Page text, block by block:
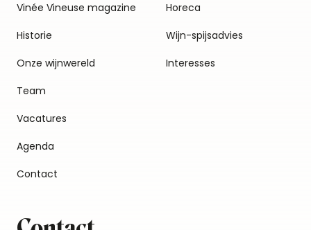
Vinée Vineuse magazine
Historie
Onze wijnwereld
Team
Vacatures
Agenda
Contact
Horeca
Wijn-spijsadvies
Interesses